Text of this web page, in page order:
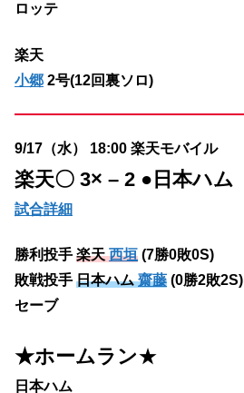
ロッテ
楽天
小郷 2号(12回裏ソロ)
9/17（水） 18:00 楽天モバイル
楽天〇 3× – 2 ●日本ハム
試合詳細
勝利投手 楽天西垣 (7勝0敗0S)
敗戦投手 日本ハム齋藤 (0勝2敗2S)
セーブ
★ホームラン★
日本ハム